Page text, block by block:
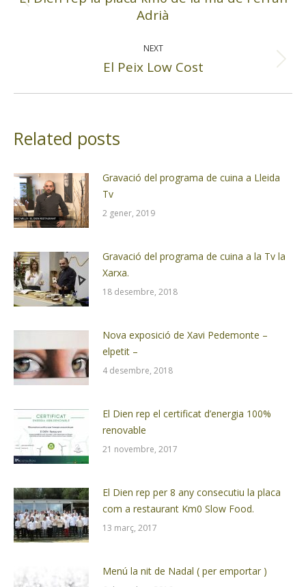
Previous
post:
Adrià
NEXT
Next
El Peix Low Cost
Related posts
Gravació del programa de cuina a Lleida
Tv
2 gener, 2019
Gravació del programa de cuina a la Tv la
Xarxa.
18 desembre, 2018
Nova exposició de Xavi Pedemonte –
elpetit –
4 desembre, 2018
El Dien rep el certificat d’energia 100%
renovable
21 novembre, 2017
El Dien rep per 8 any consecutiu la placa
com a restaurant Km0 Slow Food.
13 març, 2017
Menú la nit de Nadal ( per emportar )